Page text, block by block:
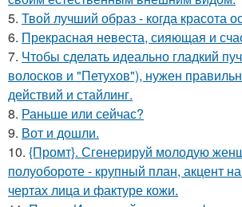
5. Твой лучший образ - когда красота
6. Прекрасная невеста, сияющая и
7. Чтобы сделать идеально гладкий
волосков и "Петухов"), нужен
действий и стайлинг.
8. Раньше или сейчас?
9. Вот и дошли.
10. {Промт}. Сгенерируй молодую
полуобороте - крупный план, акцент
чертах лица и фактуре кожи.